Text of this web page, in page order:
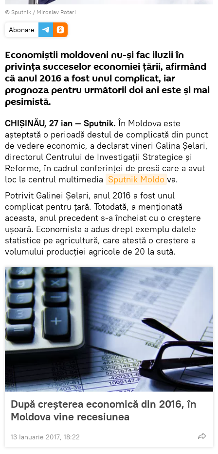
© Sputnik / Miroslav Rotari
Abonare
Economiștii moldoveni nu-și fac iluzii în
privința succeselor economiei țării, afirmând
că anul 2016 a fost unul complicat, iar
prognoza pentru următorii doi ani este și mai
pesimistă.
CHIȘINĂU, 27 ian — Sputnik. În Moldova este
așteptată o perioadă destul de complicată din punct
de vedere economic, a declarat vineri Galina Șelari,
directorul Centrului de Investigații Strategice și
Reforme, în cadrul conferinței de presă care a avut
loc la centrul multimedia Sputnik Moldo va.
Potrivit Galinei Șelari, anul 2016 a fost unul
complicat pentru țară. Totodată, a menționată
aceasta, anul precedent s-a încheiat cu o creștere
ușoară. Economista a adus drept exemplu datele
statistice pe agricultură, care atestă o creștere a
volumului producției agricole de 20 la sută.
După creșterea economică din 2016, în
Moldova vine recesiunea
13 Ianuarie 2017, 18:22